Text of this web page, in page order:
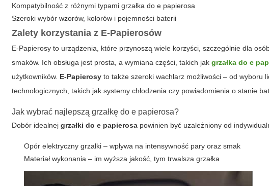
Kompatybilność z różnymi typamigrzałka do e papierosa
Szeroki wybór wzorów, kolorów i pojemności baterii
Zalety korzystania z E-Papierosów
E-Papierosy to urządzenia, które przynoszą wiele korzyści, szczególnie dla
smaków. Ich obsługa jest prosta, a wymiana części, takich jakgrzałka do e
użytkowników. E-Papierosy to także szeroki wachlarz możliwości – od wyboru
technologicznych, takich jak systemy chłodzenia czy powiadomienia o stanie
Jak wybrać najlepszą grzałkę do e papierosa?
Dobór idealnejgrzałki do e papierosa powinien być uzależniony od
Opór elektryczny grzałki – wpływa na intensywność pary oraz smak
Materiał wykonania – im wyższa jakość, tym trwalsza grzałka